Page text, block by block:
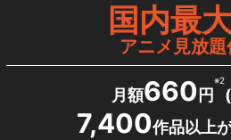
国内最
アニメ見放
月額660 円
※2
7,400作品以上